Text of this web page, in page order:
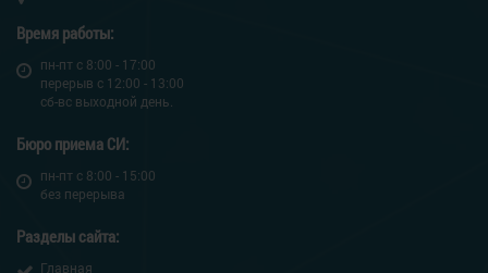
Время работы:
пн-пт c 8:00 - 17:00
перерыв с 12:00 - 13:00
сб-вс выходной день.
Бюро приема СИ:
пн-пт c 8:00 - 15:00
без перерыва
Разделы сайта:
Главная